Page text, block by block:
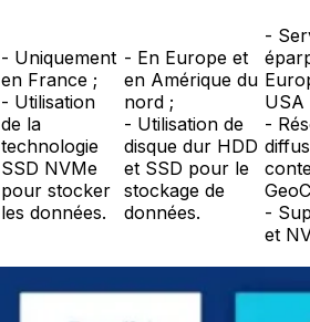
- Uniquement
en France ;
- Utilisation
de la
technologie
SSD NVMe
pour stocker
les données.
- En Europe et
en Amérique du
nord ;
- Utilisation de
disque dur HDD
et SSD pour le
stockage de
données.
-
USA
-
-
et